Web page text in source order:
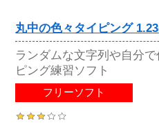
丸中の色々タイピング
ランダムな文字列や自分
ピング練習ソフト
フリーソフト